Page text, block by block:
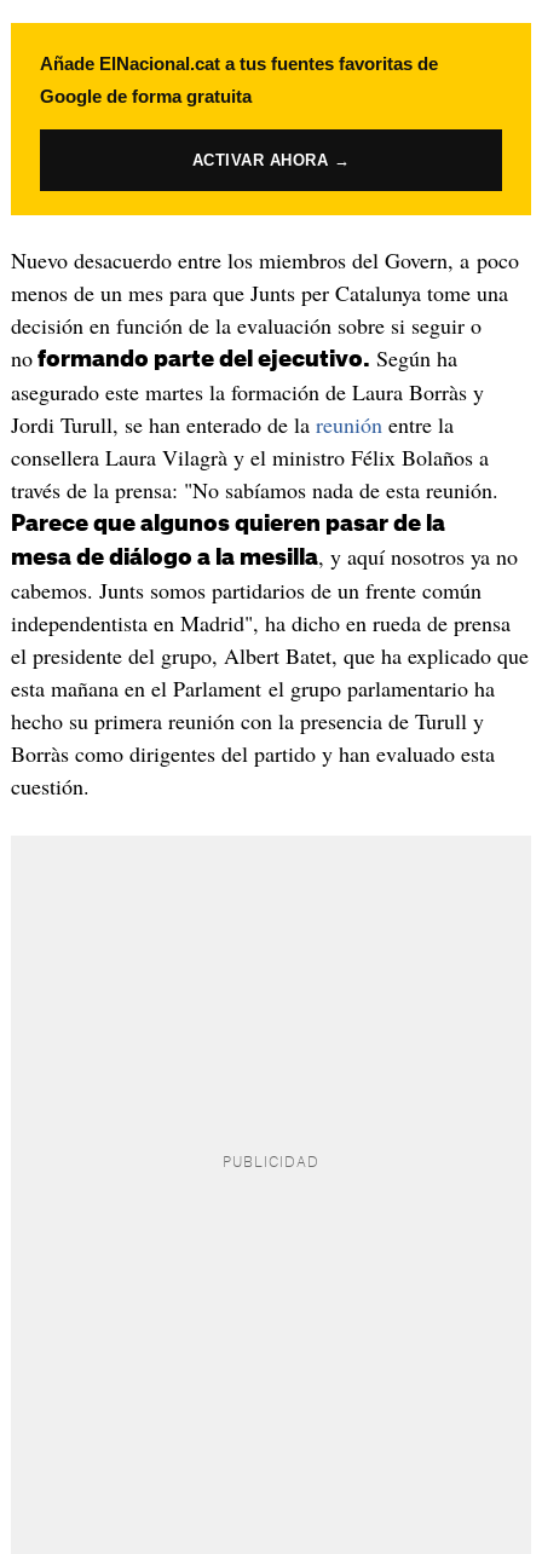
Añade ElNacional.cat a tus fuentes favoritas de
Google de forma gratuita
ACTIVAR AHORA →
Nuevo desacuerdo entre los miembros del Govern, a poco
menos de un mes para que Junts per Catalunya tome una
decisión en función de la evaluación sobre si seguir o
noformando parte del ejecutivo. Según ha
asegurado este martes la formación de Laura Borràs y
Jordi Turull, se han enterado de la reuniónentre la
consellera Laura Vilagrà y el ministro Félix Bolaños a
través de la prensa: "No sabíamos nada de esta reunión.
Parece que algunos quieren pasar de la
mesa de diálogo a la mesilla, y aquí nosotros ya no
cabemos. Junts somos partidarios de un frente común
independentista en Madrid", ha dicho en rueda de prensa
el presidente del grupo, Albert Batet, que ha explicado que
esta mañana en el Parlament el grupo parlamentario ha
hecho su primera reunión con la presencia de Turull y
Borràs como dirigentes del partido y han evaluado esta
cuestión.